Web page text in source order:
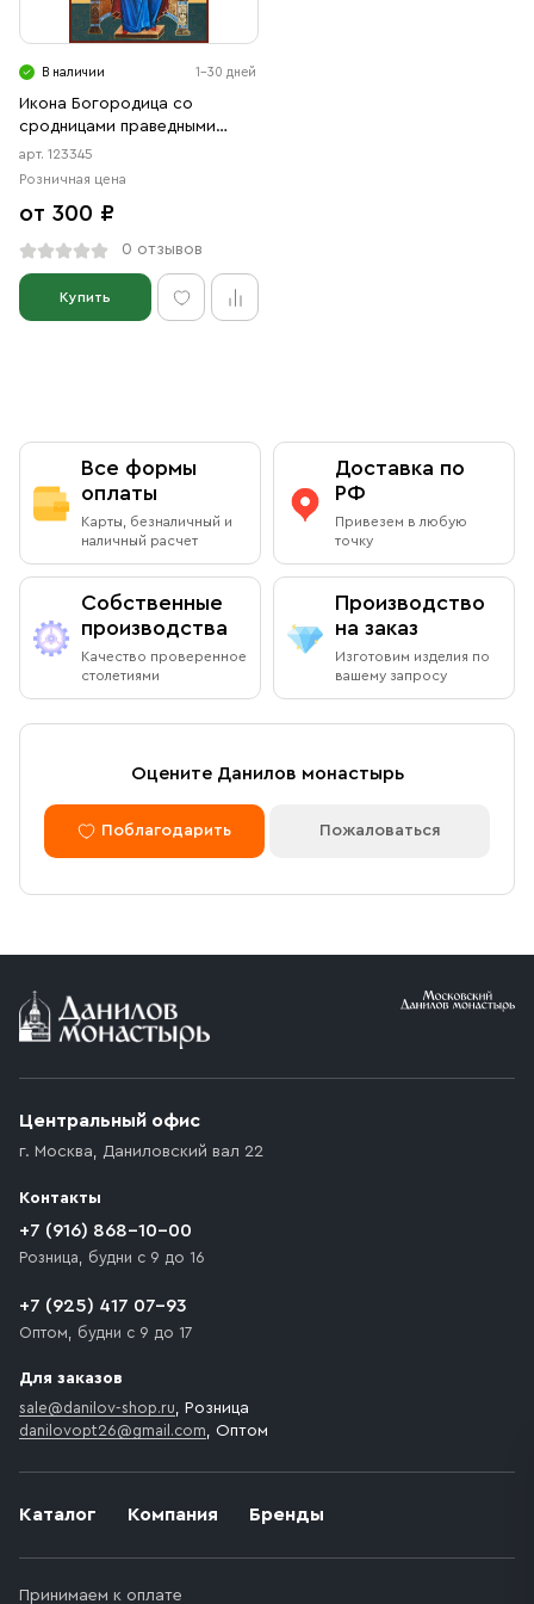
Ювелирные изделия
В наличии 1-30 дней
Икона Богородица со
сродницами праведными
Анной и Марией икона
(АРТ.00345)
арт. 123345
Розничная цена
от 300 ₽
0 отзывов
Купить
Все формы
оплаты
Карты, безналичный и
наличный расчет
Доставка по
РФ
Привезем в любую
точку
Собственные
производства
Качество проверенное
столетиями
Производство
на заказ
Изготовим изделия по
вашему запросу
Оцените Данилов монастырь
Поблагодарить Пожаловаться
Каталог Компания Бренды
Принимаем к оплате
Центральный офис
г. Москва, Даниловский вал 22
Контакты
+7 (916) 868-10-00
Розница, будни с 9 до 16
+7 (925) 417 07-93
Оптом, будни с 9 до 17
Для заказов
sale@danilov-shop.ru, Розница
danilovopt26@gmail.com, Оптом